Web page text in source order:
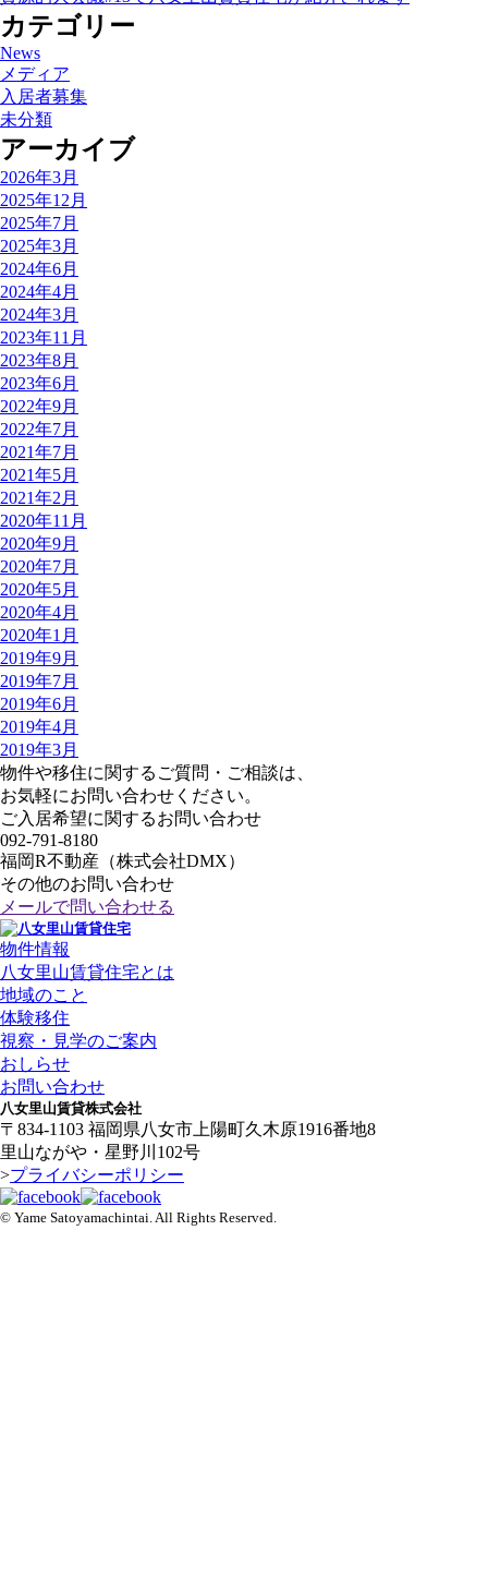
カテゴリー
News
メディア
入居者募集
未分類
アーカイブ
2026年3月
2025年12月
2025年7月
2025年3月
2024年6月
2024年4月
2024年3月
2023年11月
2023年8月
2023年6月
2022年9月
2022年7月
2021年7月
2021年5月
2021年2月
2020年11月
2020年9月
2020年7月
2020年5月
2020年4月
2020年1月
2019年9月
2019年7月
2019年6月
2019年4月
2019年3月
物件や移住に関するご質問・ご相談は、
お気軽にお問い合わせください。
ご入居希望に関するお問い合わせ
092-791-8180
福岡R不動産（株式会社DMX）
その他のお問い合わせ
メールで問い合わせる
物件情報
八女里山賃貸住宅とは
地域のこと
体験移住
視察・見学のご案内
おしらせ
お問い合わせ
八女里山賃貸株式会社
〒834-1103 福岡県八女市上陽町久木原1916番地8
里山ながや・星野川102号
>プライバシーポリシー
© Yame Satoyamachintai. All Rights Reserved.